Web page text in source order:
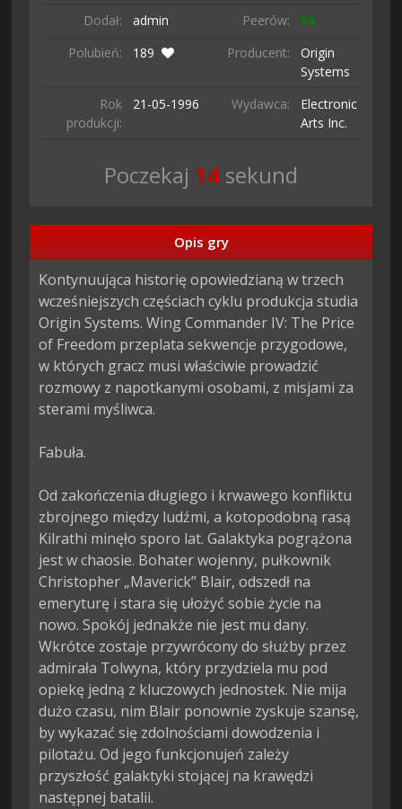
Dodał:
admin Peerów:
54
Polubień:
189 Producent:
Origin
Systems
Rok
produkcji:
21-05-1996 Wydawca:
Electronic
Arts Inc.
Poczekaj 13 sekund
Opis gry
Kontynuująca historię opowiedzianą w trzech
wcześniejszych częściach cyklu produkcja studia
Origin Systems. Wing Commander IV: The Price
of Freedom przeplata sekwencje przygodowe,
w których gracz musi właściwie prowadzić
rozmowy z napotkanymi osobami, z misjami za
sterami myśliwca.
Fabuła.
Od zakończenia długiego i krwawego konfliktu
zbrojnego między ludźmi, a kotopodobną rasą
Kilrathi minęło sporo lat. Galaktyka pogrążona
jest w chaosie. Bohater wojenny, pułkownik
Christopher „Maverick” Blair, odszedł na
emeryturę i stara się ułożyć sobie życie na
nowo. Spokój jednakże nie jest mu dany.
Wkrótce zostaje przywrócony do służby przez
admirała Tolwyna, który przydziela mu pod
opiekę jedną z kluczowych jednostek. Nie mija
dużo czasu, nim Blair ponownie zyskuje szansę,
by wykazać się zdolnościami dowodzenia i
pilotażu. Od jego funkcjonujeń zależy
przyszłość galaktyki stojącej na krawędzi
następnej batalii.